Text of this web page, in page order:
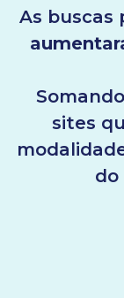
As buscas
Somando
sites
do